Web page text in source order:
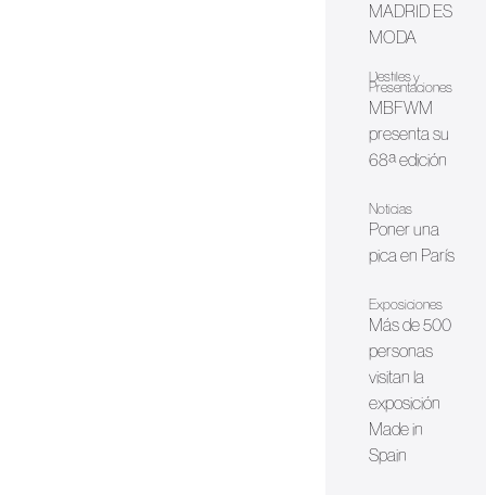
MADRID ES
MODA
Desfiles y
Presentaciones
MBFWM
presenta su
68ª edición
Noticias
Poner una
pica en París
Exposiciones
Más de 500
personas
visitan la
exposición
Made in
Spain